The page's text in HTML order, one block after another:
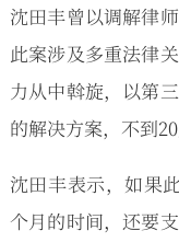
沈田丰曾以调解律
此案涉及多重法律
力从中斡旋，以第
的解决方案，不到
沈田丰表示，如果
个月的时间，还要